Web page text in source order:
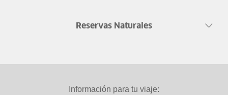
Reservas Naturales
Información para tu viaje: